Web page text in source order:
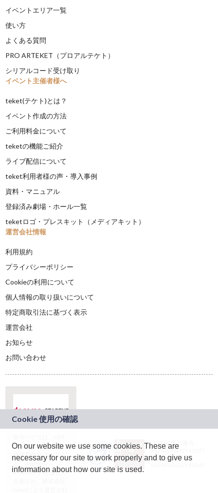
イベントエリア一覧
使い方
よくある質問
PRO ARTEKET（プロアルテケト）
シリアルコード受け取り
イベント主催者様へ
teket(テケト)とは？
イベント作成の方法
ご利用料金について
teketの機能ご紹介
ライブ配信について
teket利用者様の声・導入事例
資料・マニュアル
登録済み劇場・ホール一覧
teketロゴ・プレスキット（メディアキット）
運営会社情報
利用規約
プライバシーポリシー
Cookieの利用について
個人情報の取り扱いについて
特定商取引法に基づく表示
運営会社
お知らせ
お問い合わせ
ドコモグループの新
規事業創出プログラ
ム「docomo
STARTUP」を通じて
JASRAC許諾番号：
9024936001Y45037
JASRAC許諾番号：
On our website we use some cookies. These are
necessary for our site to work properly and to give us
information about how our site is used.